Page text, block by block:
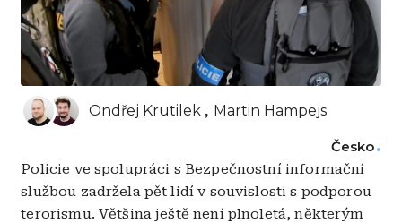
Ondřej Krutilek Martin Hampejs
Česko
Policie ve spolupráci s Bezpečnostní informační
službou zadržela pět lidí v souvislosti s podporou
terorismu. Většina ještě není plnoletá, některým